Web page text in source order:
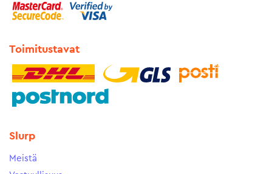
Toimitustavat
Slurp
Meistä